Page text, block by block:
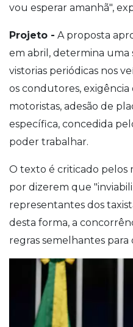
vou esperar amanhã",
Projeto - A proposta
em abril, determina uma
vistorias periódicas nos
os condutores, exigência
motoristas, adesão de
específica, concedida
poder trabalhar.
O texto é criticado pelos
por dizerem que
representantes dos
desta forma, a
regras semelhantes para